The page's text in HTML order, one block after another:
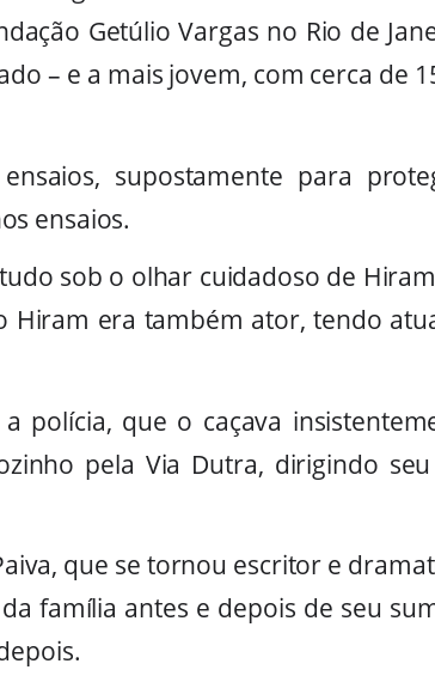
Getúlio Vargas no Rio de
– e a mais jovem, com cerca de
supostamente para
ensaios.
sob o olhar cuidadoso de
Hiram era também ator, tendo
polícia, que o caçava
pela Via Dutra, dirigindo seu
que se tornou escritor e
família antes e depois de seu